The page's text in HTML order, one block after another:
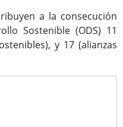
a la consecución
Sostenible (ODS) 11
y 17 (alianzas